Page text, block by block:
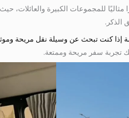
راكب تعتبر سيارة تويوتا 14 راكب خيارًا مثاليًا
الذكر.
تجربة سفر مريحة وممتعة.